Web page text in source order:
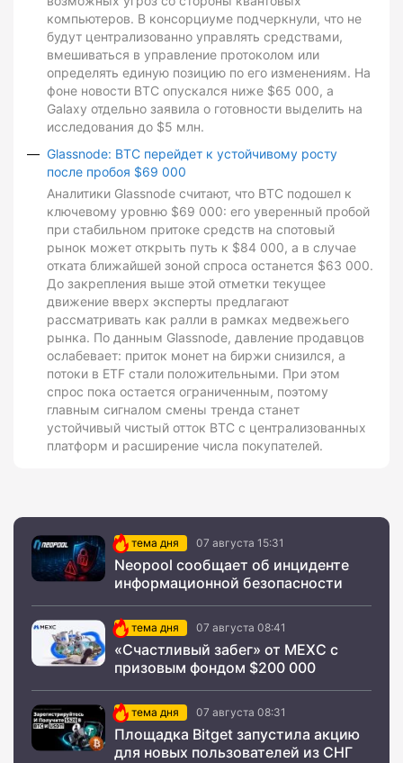
компьютеров. В консорциуме подчеркнули, что не
будут централизованно управлять средствами,
вмешиваться в управление протоколом или
определять единую позицию по его изменениям. На
фоне новости BTC опускался ниже $65 000, а
Galaxy отдельно заявила о готовности выделить на
исследования до $5 млн.
Glassnode: BTC перейдет к устойчивому росту
после пробоя $69 000
Аналитики Glassnode считают, что BTC подошел к
ключевому уровню $69 000: его уверенный пробой
при стабильном притоке средств на спотовый
рынок может открыть путь к $84 000, а в случае
отката ближайшей зоной спроса останется $63 000.
До закрепления выше этой отметки текущее
движение вверх эксперты предлагают
рассматривать как ралли в рамках медвежьего
рынка. По данным Glassnode, давление продавцов
ослабевает: приток монет на биржи снизился, а
потоки в ETF стали положительными. При этом
спрос пока остается ограниченным, поэтому
главным сигналом смены тренда станет
устойчивый чистый отток BTC с централизованных
платформ и расширение числа покупателей.
тема дня 07 августа 15:31
Neopool сообщает об инциденте
информационной безопасности
тема дня 07 августа 08:41
«Счастливый забег» от MEXC с
призовым фондом $200 000
тема дня 07 августа 08:31
Площадка Bitget запустила акцию
для новых пользователей из СНГ